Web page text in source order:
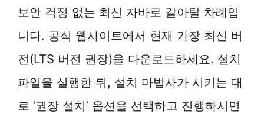
보안 걱정 없는 최신 자바로 갈아탈 차례입
니다. 공식 웹사이트에서 현재 가장 최신 버
전(LTS 버전 권장)을 다운로드하세요. 설치
파일을 실행한 뒤, 설치 마법사가 시키는 대
로 ‘권장 설치’ 옵션을 선택하고 진행하시면